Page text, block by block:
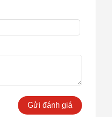
Gửi đánh giá